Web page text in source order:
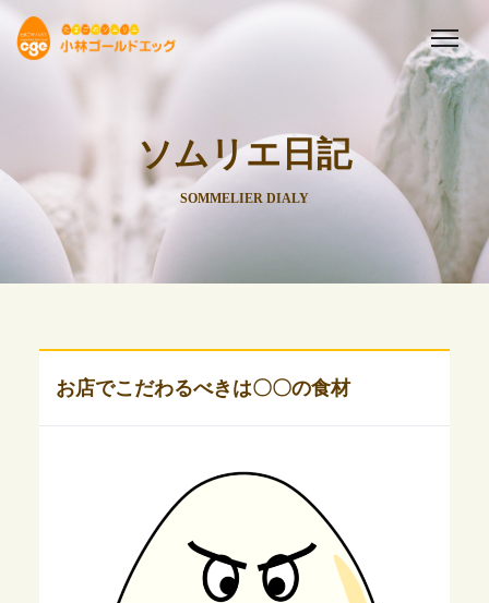
ソムリエ日記
SOMMELIER DIALY
お店でこだわるべきは〇〇の食材